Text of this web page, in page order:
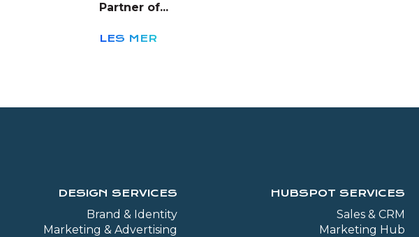
Partner of...
LES MER
DESIGN SERVICES
Brand & Identity
Marketing & Advertising
HUBSPOT SERVICES
Sales & CRM
Marketing Hub